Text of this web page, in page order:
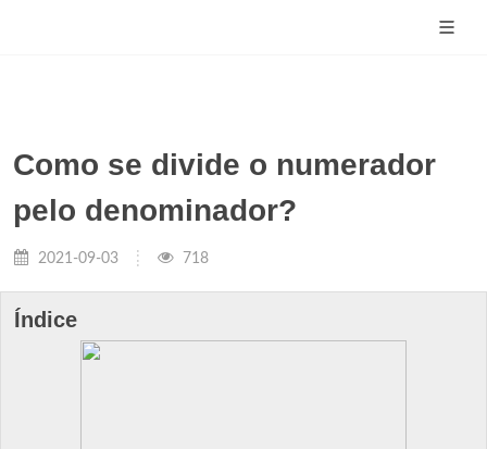
Como se divide o numerador
pelo denominador?
2021-09-03 718
Índice